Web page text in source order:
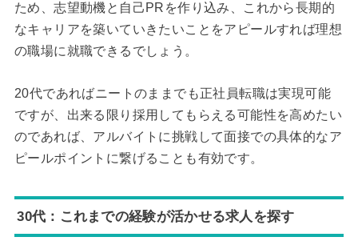
ため、志望動機と自己PRを作り込み、これから長期的
なキャリアを築いていきたいことをアピールすれば理想
の職場に就職できるでしょう。
20代であればニートのままでも正社員転職は実現可能
ですが、出来る限り採用してもらえる可能性を高めたい
のであれば、アルバイトに挑戦して面接での具体的なア
ピールポイントに繋げることも有効です。
30代：これまでの経験が活かせる求人を探す